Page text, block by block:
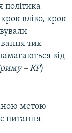
політика
вліво, крок
тих
від
– КР)
метою
питання